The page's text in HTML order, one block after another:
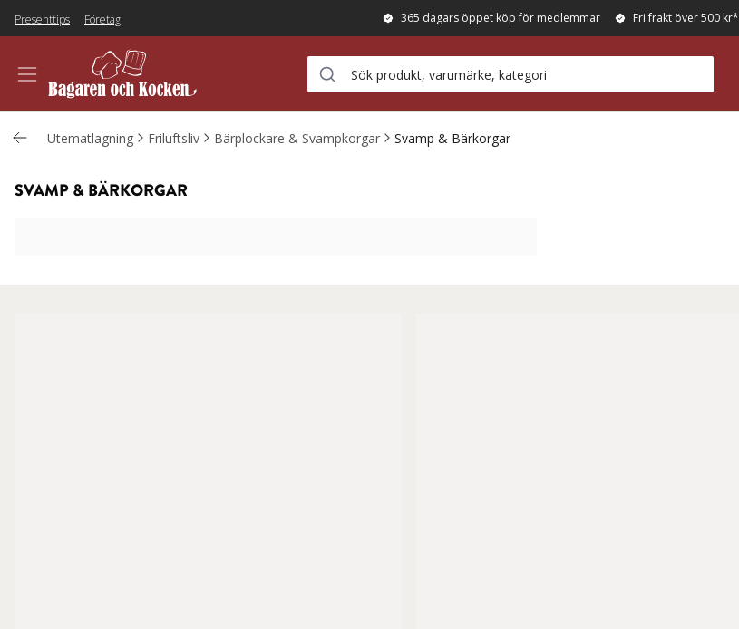
Presenttips Företag 365 dagars öppet köp för medlemmar Fri frakt över 500 kr*
Utematlagning Friluftsliv Bärplockare & Svampkorgar Svamp & Bärkorgar
SVAMP & BÄRKORGAR